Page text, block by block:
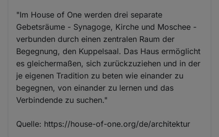
"Im House of One werden drei separate
Gebetsräume - Synagoge, Kirche und Moschee -
verbunden durch einen zentralen Raum der
Begegnung, den Kuppelsaal. Das Haus ermöglicht
es gleichermaßen, sich zurückzuziehen und in der
je eigenen Tradition zu beten wie einander zu
begegnen, von einander zu lernen und das
Verbindende zu suchen."
Quelle: https://house-of-one.org/de/architektur